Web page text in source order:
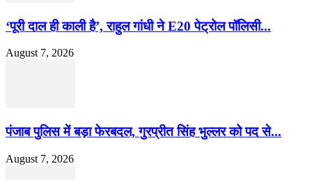
‘पूरी दाल ही काली है’, राहुल गांधी ने E20 पेट्रोल पॉलिसी...
August 7, 2026
पंजाब पुलिस में बड़ा फेरबदल, गुरप्रीत सिंह भुल्लर को पद से...
August 7, 2026